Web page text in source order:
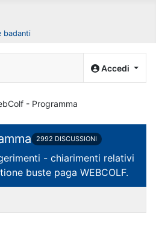
badanti
Accedi
- Programma
2992 DISCUSSIONI
- chiarimenti relativi
buste paga WEBCOLF.